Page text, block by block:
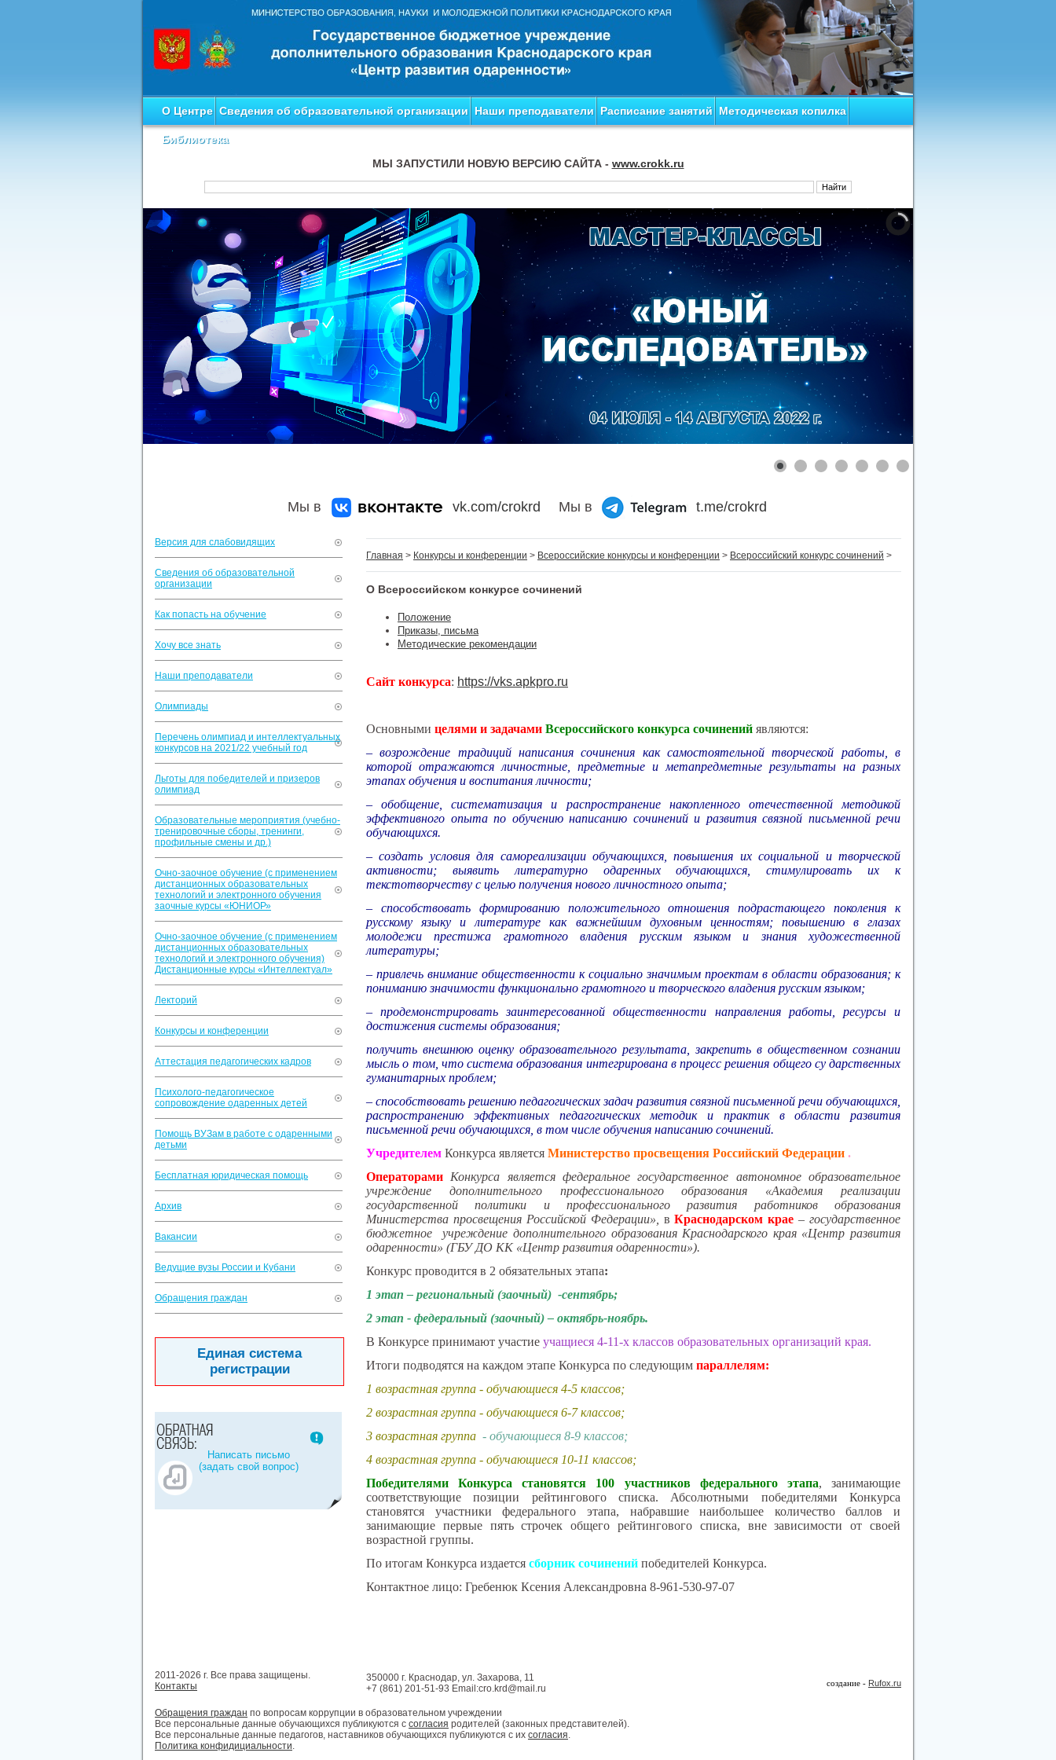
О Центре Сведения об образовательной организации Наши преподаватели Расписание занятий Методическая копилка
Библиотека
МЫ ЗАПУСТИЛИ НОВУЮ ВЕРСИЮ САЙТА - www.crokk.ru
Мы в vk.com/crokrd Мы в t.me/crokrd
Версия для слабовидящих
Сведения об образовательной
организации
Как попасть на обучение
Хочу все знать
Наши преподаватели
Олимпиады
Перечень олимпиад и интеллектуальных
конкурсов на 2021/22 учебный год
Льготы для победителей и призеров
олимпиад
Образовательные мероприятия (учебно-
тренировочные сборы, тренинги,
профильные смены и др.)
Очно-заочное обучение (с применением
дистанционных образовательных
технологий и электронного обучения
заочные курсы «ЮНИОР»
Очно-заочное обучение (с применением
дистанционных образовательных
технологий и электронного обучения)
Дистанционные курсы «Интеллектуал»
Лекторий
Конкурсы и конференции
Аттестация педагогических кадров
Психолого-педагогическое
сопровождение одаренных детей
Помощь ВУЗам в работе с одаренными
детьми
Бесплатная юридическая помощь
Архив
Вакансии
Ведущие вузы России и Кубани
Обращения граждан
Единая система
регистрации
Написать письмо
(задать свой вопрос)
Главная > Конкурсы и конференции > Всероссийские конкурсы и конференции > Всероссийский конкурс сочинений >
О Всероссийском конкурсе сочинений
Положение
Приказы, письма
Методические рекомендации
Сайт конкурса: https://vks.apkpro.ru
Основными целями и задачами Всероссийского конкурса сочинений являются:
– возрождение традиций написания сочинения как самостоятельной творческой работы, в
которой отражаются личностные, предметные и метапредметные результаты на разных
этапах обучения и воспитания личности;
– обобщение, систематизация и распространение накопленного отечественной методикой
эффективного опыта по обучению написанию сочинений и развития связной письменной речи
обучающихся.
– создать условия для самореализации обучающихся, повышения их социальной и творческой
активности; выявить литературно одаренных обучающихся, стимулировать их к
текстотворчеству с целью получения нового личностного опыта;
– способствовать формированию положительного отношения подрастающего поколения к
русскому языку и литературе как важнейшим духовным ценностям; повышению в глазах
молодежи престижа грамотного владения русским языком и знания художественной
литературы;
– привлечь внимание общественности к социально значимым проектам в области образования; к
пониманию значимости функционально грамотного и творческого владения русским языком;
– продемонстрировать заинтересованной общественности направления работы, ресурсы и
достижения системы образования;
получить внешнюю оценку образовательного результата, закрепить в общественном сознании
мысль о том, что система образования интегрирована в процесс решения общего су дарственных
гуманитарных проблем;
– способствовать решению педагогических задач развития связной письменной речи обучающихся,
распространению эффективных педагогических методик и практик в области развития
письменной речи обучающихся, в том числе обучения написанию сочинений.
Учредителем Конкурса является Министерство просвещения Российский Федерации .
Операторами Конкурса являетсяфедеральное государственное автономное образовательное
учреждение дополнительного профессионального образования «Академия реализации
государственной политики и профессионального развития работников образования
Министерства просвещения Российской Федерации»,
вКраснодарском крае – государственное
бюджетное учреждение дополнительного образования Краснодарского края «Центр развития
одаренности» (ГБУ ДО КК «Центр развития одаренности»).
Конкурс проводится в 2 обязательных этапа:
1 этап – региональный (заочный) -сентябрь;
2 этап - федеральный (заочный) – октябрь-ноябрь.
В Конкурсе принимают участие учащиеся 4-11-х классов образовательных организаций края.
Итоги подводятся на каждом этапе Конкурса по следующим параллелям:
1 возрастная группа - обучающиеся 4-5 классов;
2 возрастная группа - обучающиеся 6-7 классов;
3 возрастная группа - обучающиеся 8-9 классов;
4 возрастная группа - обучающиеся 10-11 классов;
Победителями Конкурса становятся 100 участников федерального этапа, занимающие
соответствующие позиции рейтингового списка. Абсолютными победителями Конкурса
становятся участники федерального этапа, набравшие наибольшее количество баллов и
занимающие первые пять строчек общего рейтингового списка, вне зависимости от своей
возрастной группы.
По итогам Конкурса издается сборник сочинений победителей Конкурса.
Контактное лицо: Гребенюк Ксения Александровна 8-961-530-97-07
2011-2026 г. Все права защищены.
Контакты
350000 г. Краснодар, ул. Захарова, 11
+7 (861) 201-51-93 Email:cro.krd@mail.ru
создание - Rufox.ru
Обращения граждан по вопросам коррупции в образовательном учреждении
Все персональные данные обучающихся публикуются с согласия родителей (законных представителей).
Все персональные данные педагогов, наставников обучающихся публикуются с их согласия.
Политика конфидициальности.